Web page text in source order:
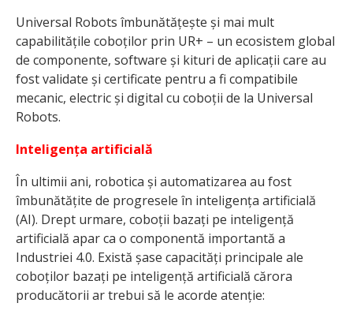
Universal Robots îmbunătățește și mai mult
capabilitățile coboților prin UR+ – un ecosistem global
de componente, software și kituri de aplicații care au
fost validate și certificate pentru a fi compatibile
mecanic, electric și digital cu coboții de la Universal
Robots.
Inteligența artificială
În ultimii ani, robotica și automatizarea au fost
îmbunătățite de progresele în inteligența artificială
(AI). Drept urmare, coboții bazați pe inteligență
artificială apar ca o componentă importantă a
Industriei 4.0. Există șase capacități principale ale
coboților bazați pe inteligență artificială cărora
producătorii ar trebui să le acorde atenție: